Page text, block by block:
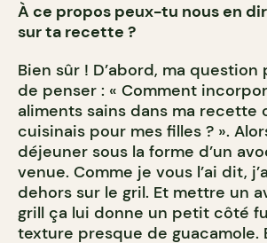
À ce propos peux-tu nous en
sur ta recette ?
Bien sûr ! D’abord, ma
de penser : « Comment
aliments sains dans ma recette
cuisinais pour mes filles ? ».
déjeuner sous la forme d’un
venue. Comme je vous l’ai dit,
dehors sur le gril. Et mettre un
grill ça lui donne un petit côté
texture presque de guacamole.